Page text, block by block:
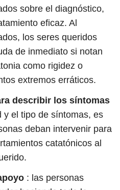
sobre el diagnóstico,
eficaz. Al
los seres queridos
de inmediato si notan
como rigidez o
extremos erráticos.
describir los síntomas
y el tipo de síntomas, es
deban intervenir para
catatónicos al
: las personas